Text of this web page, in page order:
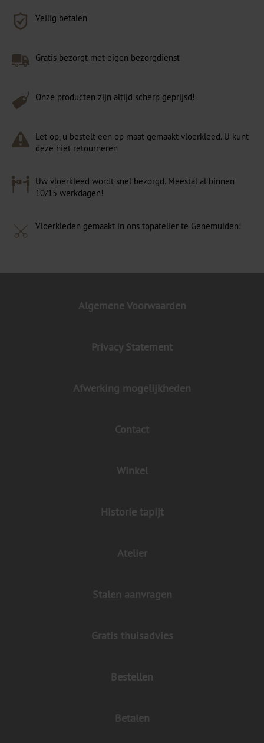
Veilig betalen
Gratis bezorgt met eigen bezorgdienst
Onze producten zijn altijd scherp geprijsd!
Let op, u bestelt een op maat gemaakt vloerkleed. U kunt
deze niet retourneren
Uw vloerkleed wordt snel bezorgd. Meestal al binnen
10/15 werkdagen!
Vloerkleden gemaakt in ons topatelier te Genemuiden!
Algemene Voorwaarden
Privacy Statement
Afwerking mogelijkheden
Contact
Winkel
Historie tapijt
Atelier
Stalen aanvragen
Gratis thuisadvies
Bestellen
Betalen